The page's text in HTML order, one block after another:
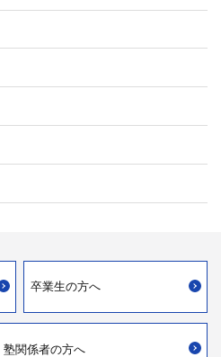
卒業生の方へ
塾関係者の方へ